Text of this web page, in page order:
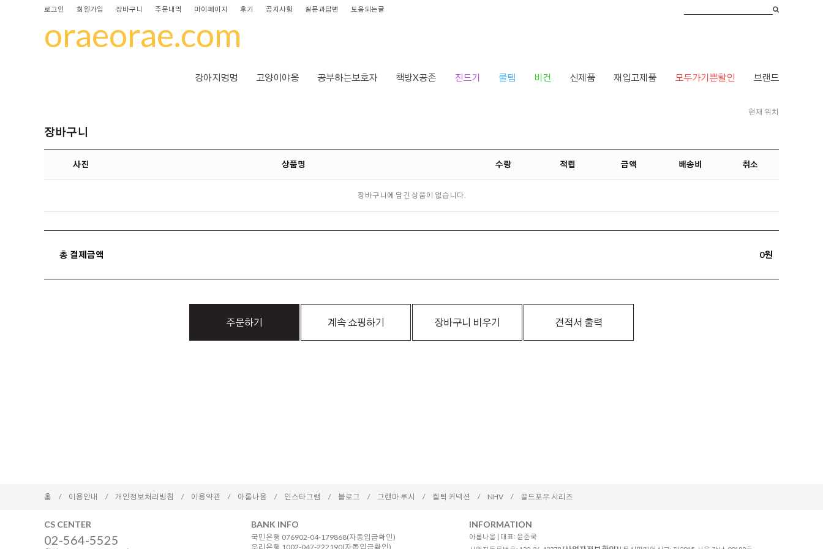
로그인 회원가입 장바구니 주문내역 마이페이지 후기 공지사항 질문과답변 도움되는글
oraeorae.com
강아지멍멍 고양이야옹 공부하는보호자 책방X공존 진드기 쿨템 비건 신제품 재입고제품 모두가기쁜할인 브랜드
현재 위치
장바구니
사진 상품명 수량 적립 금액 배송비 취소
장바구니에 담긴 상품이 없습니다.
총 결제금액 0원
주문하기 계속 쇼핑하기 장바구니 비우기 견적서 출력
홈 / 이용안내 / 개인정보처리방침 / 이용약관 / 아롬나옴 / 인스타그램 / 블로그 / 그랜마 루시 / 켈틱 커넥션 / NHV / 골드포우 시리즈
CS CENTER
02-564-5525
BANK INFO
국민은행 076902-04-179868(자동입금확인)
우리은행 1002-047-222190(자동입금확인)
INFORMATION
아롬나옴 | 대표: 윤준국